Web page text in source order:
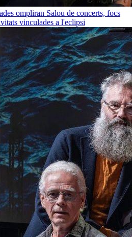
ompliran Salou de concerts, focs
vinculades a l'eclipsi